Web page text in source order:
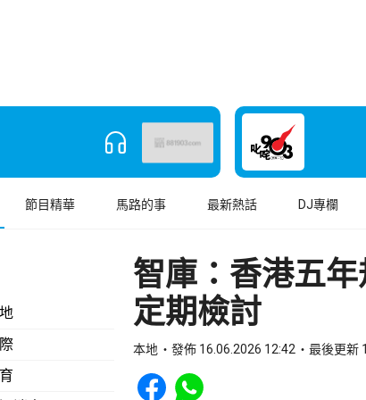
節目精華 馬路的事 最新熱話 DJ專欄
智庫：香港五
定期檢討
本地 發佈 16.06.2026 12:42 最後更新
Share to Facebook
Share to WhatsApp